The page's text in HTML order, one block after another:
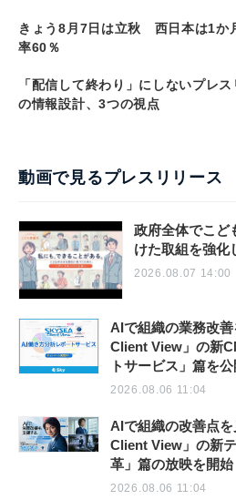
きょう8月7日は立秋 西日本は1か
率60％
「配信して終わり」にしないプレ
の情報設計、3つの視点
動画で見るプレスリリース
政府全体でこど
けた取組を強化
2026.08.07 14:00
AIで組織の業務改
Client View」の新
トサービス」篇を公
2026.08.06 11:04
AIで組織の改善点
Client View」の新
革」篇の放映を開始
2026.08.06 11:04